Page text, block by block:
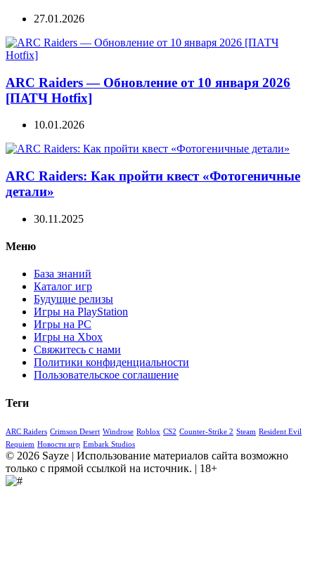
27.01.2026
ARC Raiders — Обновление от 10 января 2026
[ПАТЧ Hotfix]
10.01.2026
ARC Raiders: Как пройти квест «Фотогеничные
детали»
30.11.2025
Меню
База знаний
Каталог игр
Будущие релизы
Игры на PlayStation
Игры на PC
Игры на Xbox
Свяжитесь с нами
Политики конфиденциальности
Пользовательское соглашение
Теги
ARC Raiders Crimson Desert Windrose Roblox CS2 Counter-Strike 2 Steam Resident Evil
Requiem Новости игр Embark Studios
© 2026 Sayze | Использование материалов сайта возможно
только с прямой ссылкой на источник. | 18+